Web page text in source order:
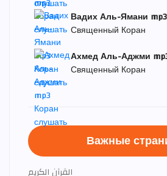
Вадих Аль-Ямани
Священный Коран
Ахмед Аль-Аджми
Священный Коран
Важные
القرآن الكريم